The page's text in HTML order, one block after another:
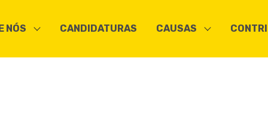
NÓS CANDIDATURAS CAUSAS